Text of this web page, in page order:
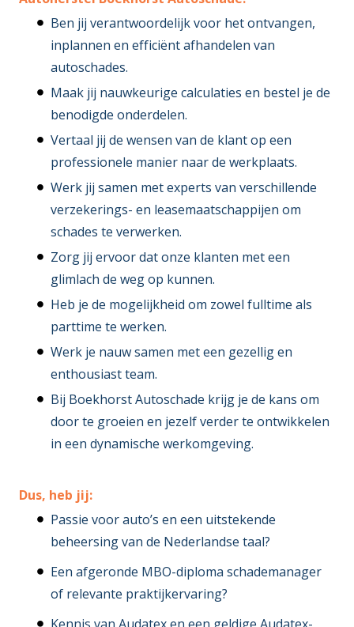
Ben jij verantwoordelijk voor het ontvangen,
inplannen en efficiënt afhandelen van
autoschades.
Maak jij nauwkeurige calculaties en bestel je de
benodigde onderdelen.
Vertaal jij de wensen van de klant op een
professionele manier naar de werkplaats.
Werk jij samen met experts van verschillende
verzekerings- en leasemaatschappijen om
schades te verwerken.
Zorg jij ervoor dat onze klanten met een
glimlach de weg op kunnen.
Heb je de mogelijkheid om zowel fulltime als
parttime te werken.
Werk je nauw samen met een gezellig en
enthousiast team.
Bij Boekhorst Autoschade krijg je de kans om
door te groeien en jezelf verder te ontwikkelen
in een dynamische werkomgeving.
Dus, heb jij:
Passie voor auto’s en een uitstekende
beheersing van de Nederlandse taal?
Een afgeronde MBO-diploma schademanager
of relevante praktijkervaring?